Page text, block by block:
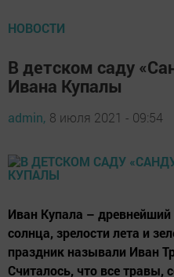
НОВОСТИ
В детском саду
Ивана Купалы
admin, 8 июля 2021 - 09:54
Иван Купала – древнейший
солнца, зрелости лета и
праздник называли Иван
Считалось, что все травы,